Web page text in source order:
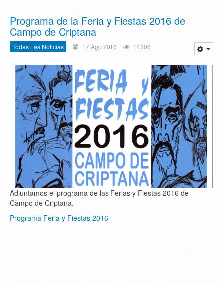
Programa de la Feria y Fiestas 2016 de
Campo de Criptana
Todas Las Noticias 17 Ago 2016 14306
Adjuntamos el programa de las Ferias y Fiestas 2016 de
Campo de Criptana.
Programa Feria y Fiestas 2016